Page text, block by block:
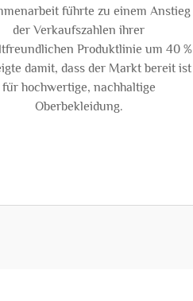
führte zu einem Anstieg
der Verkaufszahlen ihrer
Produktlinie um 40 %
damit, dass der Markt bereit ist
für hochwertige, nachhaltige
Oberbekleidung.